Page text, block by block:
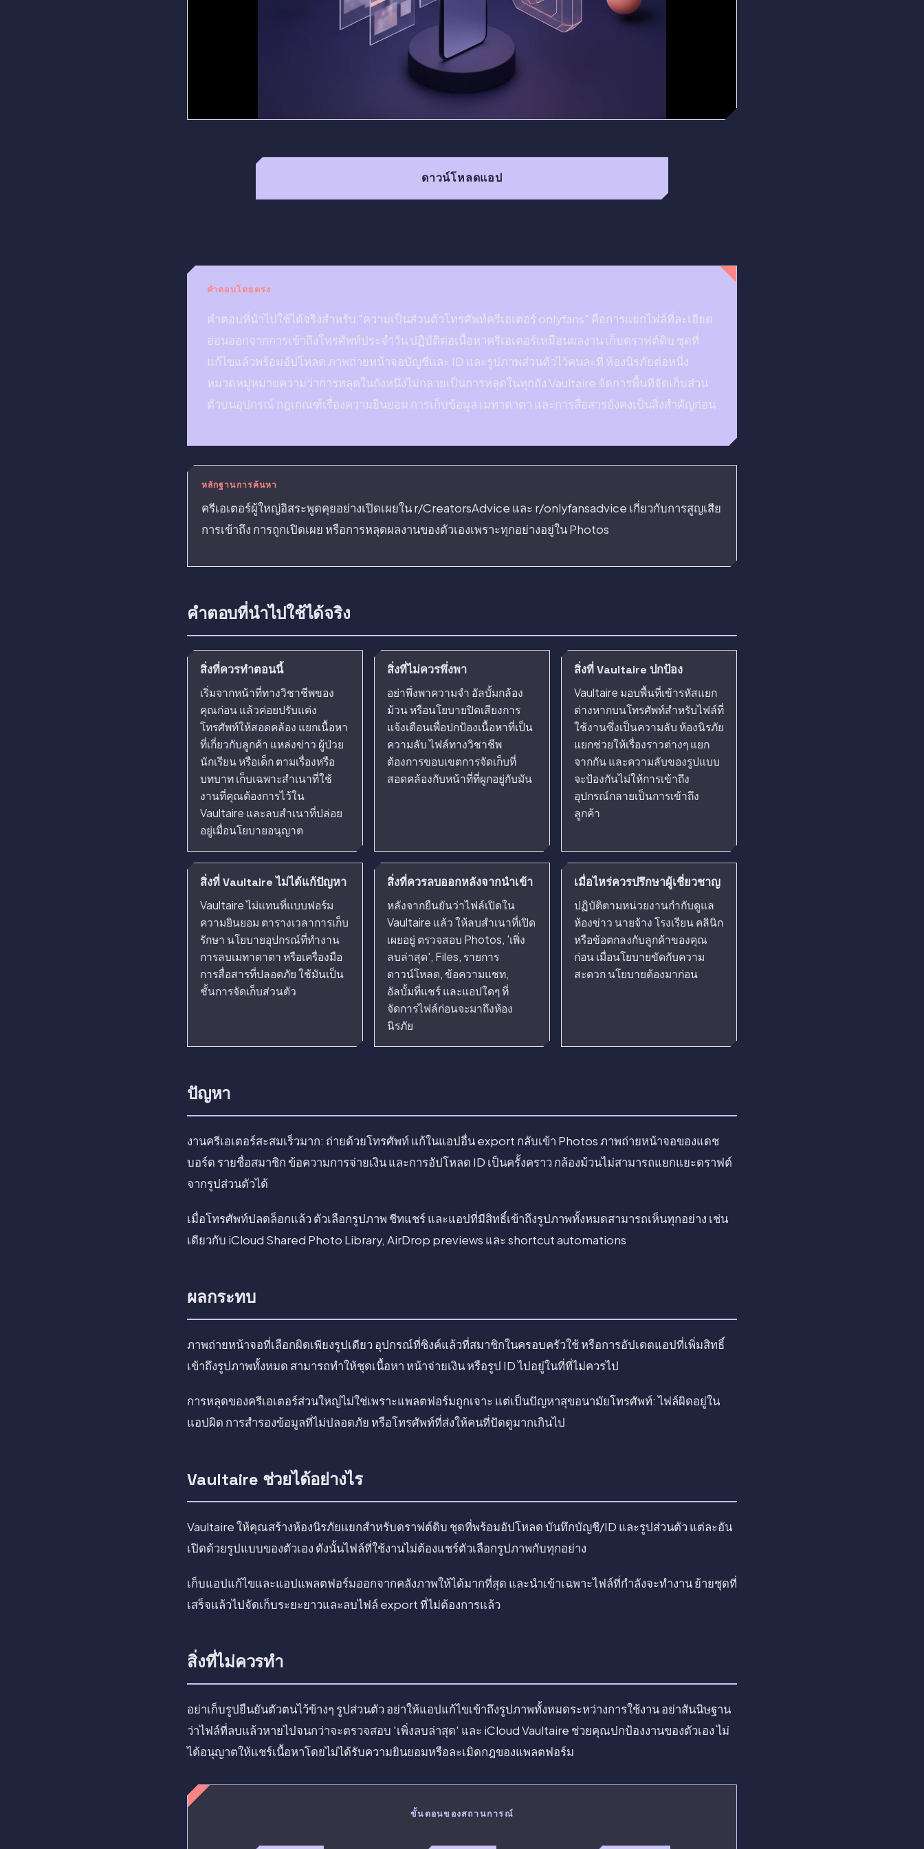
ดาวน์โหลดแอป
คำตอบโดยตรง
คำตอบที่นำไปใช้ได้จริงสำหรับ "ความเป็นส่วนตัวโทรศัพท์ครีเอเตอร์ onlyfans" คือการแยกไฟล์ที่ละเอียด
อ่อนออกจากการเข้าถึงโทรศัพท์ประจำวัน ปฏิบัติต่อเนื้อหาครีเอเตอร์เหมือนผลงาน เก็บดราฟต์ดิบ ชุดที่
แก้ไขแล้วพร้อมอัปโหลด ภาพถ่ายหน้าจอบัญชีและ ID และรูปภาพส่วนตัวไว้คนละที่ ห้องนิรภัยต่อหนึ่ง
หมวดหมู่หมายความว่าการหลุดในถังหนึ่งไม่กลายเป็นการหลุดในทุกถัง Vaultaire จัดการพื้นที่จัดเก็บส่วน
ตัวบนอุปกรณ์ กฎเกณฑ์เรื่องความยินยอม การเก็บข้อมูล เมทาดาตา และการสื่อสารยังคงเป็นสิ่งสำคัญก่อน
หลักฐานการค้นหา
ครีเอเตอร์ผู้ใหญ่อิสระพูดคุยอย่างเปิดเผยใน r/CreatorsAdvice และ r/onlyfansadvice เกี่ยวกับการสูญเสีย
การเข้าถึง การถูกเปิดเผย หรือการหลุดผลงานของตัวเองเพราะทุกอย่างอยู่ใน Photos
คำตอบที่นำไปใช้ได้จริง
สิ่งที่ควรทำตอนนี้
เริ่มจากหน้าที่ทางวิชาชีพของ
คุณก่อน แล้วค่อยปรับแต่ง
โทรศัพท์ให้สอดคล้อง แยกเนื้อหา
ที่เกี่ยวกับลูกค้า แหล่งข่าว ผู้ป่วย
นักเรียน หรือเด็ก ตามเรื่องหรือ
บทบาท เก็บเฉพาะสำเนาที่ใช้
งานที่คุณต้องการไว้ใน
Vaultaire และลบสำเนาที่ปล่อย
อยู่เมื่อนโยบายอนุญาต
สิ่งที่ไม่ควรพึ่งพา
อย่าพึ่งพาความจำ อัลบั้มกล้อง
ม้วน หรือนโยบายปิดเสียงการ
แจ้งเตือนเพื่อปกป้องเนื้อหาที่เป็น
ความลับ ไฟล์ทางวิชาชีพ
ต้องการขอบเขตการจัดเก็บที่
สอดคล้องกับหน้าที่ที่ผูกอยู่กับมัน
สิ่งที่ Vaultaire ปกป้อง
Vaultaire มอบพื้นที่เข้ารหัสแยก
ต่างหากบนโทรศัพท์สำหรับไฟล์ที่
ใช้งานซึ่งเป็นความลับ ห้องนิรภัย
แยกช่วยให้เรื่องราวต่างๆ แยก
จากกัน และความลับของรูปแบบ
จะป้องกันไม่ให้การเข้าถึง
อุปกรณ์กลายเป็นการเข้าถึง
ลูกค้า
สิ่งที่ Vaultaire ไม่ได้แก้ปัญหา
Vaultaire ไม่แทนที่แบบฟอร์ม
ความยินยอม ตารางเวลาการเก็บ
รักษา นโยบายอุปกรณ์ที่ทำงาน
การลบเมทาดาตา หรือเครื่องมือ
การสื่อสารที่ปลอดภัย ใช้มันเป็น
ชั้นการจัดเก็บส่วนตัว
สิ่งที่ควรลบออกหลังจากนำเข้า
หลังจากยืนยันว่าไฟล์เปิดใน
Vaultaire แล้ว ให้ลบสำเนาที่เปิด
เผยอยู่ ตรวจสอบ Photos, 'เพิ่ง
ลบล่าสุด', Files, รายการ
ดาวน์โหลด, ข้อความแชท,
อัลบั้มที่แชร์ และแอปใดๆ ที่
จัดการไฟล์ก่อนจะมาถึงห้อง
นิรภัย
เมื่อไหร่ควรปรึกษาผู้เชี่ยวชาญ
ปฏิบัติตามหน่วยงานกำกับดูแล
ห้องข่าว นายจ้าง โรงเรียน คลินิก
หรือข้อตกลงกับลูกค้าของคุณ
ก่อน เมื่อนโยบายขัดกับความ
สะดวก นโยบายต้องมาก่อน
ปัญหา
งานครีเอเตอร์สะสมเร็วมาก: ถ่ายด้วยโทรศัพท์ แก้ในแอปอื่น export กลับเข้า Photos ภาพถ่ายหน้าจอของแดช
บอร์ด รายชื่อสมาชิก ข้อความการจ่ายเงิน และการอัปโหลด ID เป็นครั้งคราว กล้องม้วนไม่สามารถแยกแยะดราฟต์
จากรูปส่วนตัวได้
เมื่อโทรศัพท์ปลดล็อกแล้ว ตัวเลือกรูปภาพ ชีทแชร์ และแอปที่มีสิทธิ์เข้าถึงรูปภาพทั้งหมดสามารถเห็นทุกอย่าง เช่น
เดียวกับ iCloud Shared Photo Library, AirDrop previews และ shortcut automations
ผลกระทบ
ภาพถ่ายหน้าจอที่เลือกผิดเพียงรูปเดียว อุปกรณ์ที่ซิงค์แล้วที่สมาชิกในครอบครัวใช้ หรือการอัปเดตแอปที่เพิ่มสิทธิ์
เข้าถึงรูปภาพทั้งหมด สามารถทำให้ชุดเนื้อหา หน้าจ่ายเงิน หรือรูป ID ไปอยู่ในที่ที่ไม่ควรไป
การหลุดของครีเอเตอร์ส่วนใหญ่ไม่ใช่เพราะแพลตฟอร์มถูกเจาะ แต่เป็นปัญหาสุขอนามัยโทรศัพท์: ไฟล์ผิดอยู่ใน
แอปผิด การสำรองข้อมูลที่ไม่ปลอดภัย หรือโทรศัพท์ที่ส่งให้คนที่ปัดดูมากเกินไป
Vaultaire ช่วยได้อย่างไร
Vaultaire ให้คุณสร้างห้องนิรภัยแยกสำหรับดราฟต์ดิบ ชุดที่พร้อมอัปโหลด บันทึกบัญชี/ID และรูปส่วนตัว แต่ละอัน
เปิดด้วยรูปแบบของตัวเอง ดังนั้นไฟล์ที่ใช้งานไม่ต้องแชร์ตัวเลือกรูปภาพกับทุกอย่าง
เก็บแอปแก้ไขและแอปแพลตฟอร์มออกจากคลังภาพให้ได้มากที่สุด และนำเข้าเฉพาะไฟล์ที่กำลังจะทำงาน ย้ายชุดที่
เสร็จแล้วไปจัดเก็บระยะยาวและลบไฟล์ export ที่ไม่ต้องการแล้ว
สิ่งที่ไม่ควรทำ
อย่าเก็บรูปยืนยันตัวตนไว้ข้างๆ รูปส่วนตัว อย่าให้แอปแก้ไขเข้าถึงรูปภาพทั้งหมดระหว่างการใช้งาน อย่าสันนิษฐาน
ว่าไฟล์ที่ลบแล้วหายไปจนกว่าจะตรวจสอบ 'เพิ่งลบล่าสุด' และ iCloud Vaultaire ช่วยคุณปกป้องงานของตัวเอง ไม่
ได้อนุญาตให้แชร์เนื้อหาโดยไม่ได้รับความยินยอมหรือละเมิดกฎของแพลตฟอร์ม
ขั้นตอนของสถานการณ์